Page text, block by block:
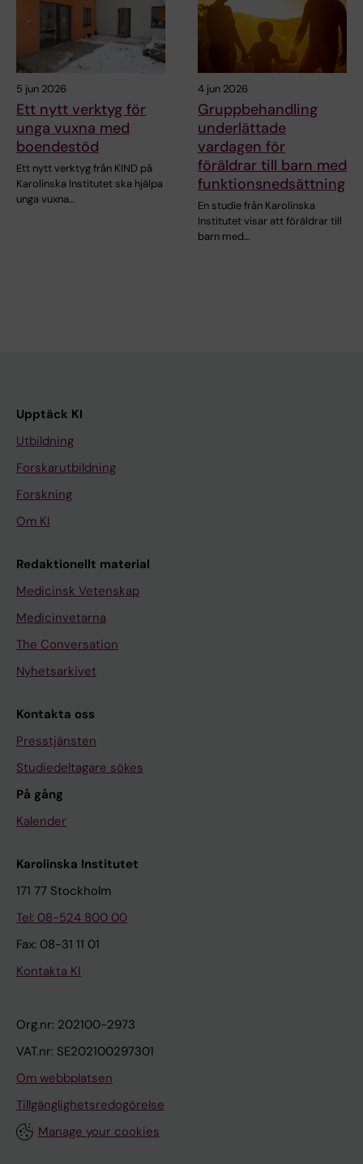
5 jun 2026
Ett nytt verktyg för
unga vuxna med
boendestöd
Ett nytt verktyg från KIND på
Karolinska Institutet ska hjälpa
unga vuxna…
4 jun 2026
Gruppbehandling
underlättade
vardagen för
föräldrar till barn med
funktionsnedsättning
En studie från Karolinska
Institutet visar att föräldrar till
barn med…
Upptäck KI
Utbildning
Forskarutbildning
Forskning
Om KI
Redaktionellt material
Medicinsk Vetenskap
Medicinvetarna
The Conversation
Nyhetsarkivet
Kontakta oss
Presstjänsten
Studiedeltagare sökes
På gång
Kalender
Karolinska Institutet
171 77 Stockholm
Tel: 08-524 800 00
Fax: 08-31 11 01
Kontakta KI
Org.nr: 202100-2973
VAT.nr: SE202100297301
Om webbplatsen
Tillgänglighetsredogörelse
Manage your cookies